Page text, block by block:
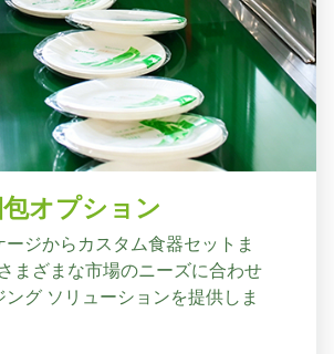
オプション
ジからカスタム食器セットま
まざまな市場のニーズに合わせ
グ ソリューションを提供しま